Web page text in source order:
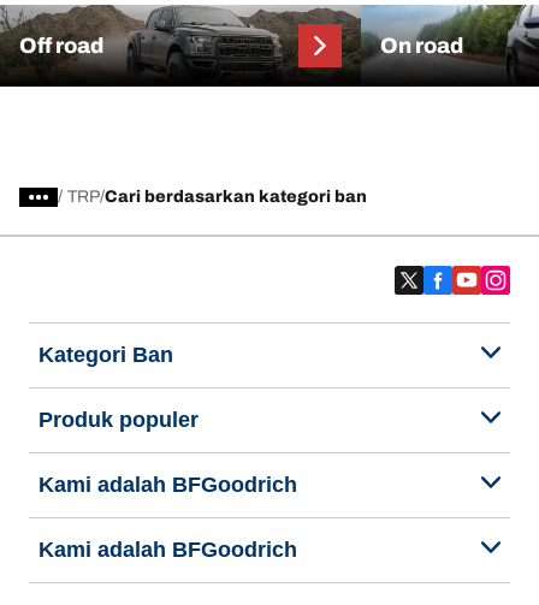
Off road On road
/ TRP Cari berdasarkan kategori ban
Kategori Ban
Produk populer
Kami adalah BFGoodrich
Kami adalah BFGoodrich